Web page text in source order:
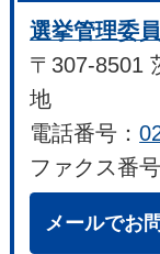
選挙管理委
〒307-8501
地
電話番号：
ファクス番
メールでお